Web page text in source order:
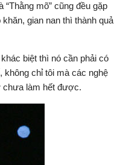
mõ” cũng đều gặp
gian nan thì thành quả
biệt thì nó cần phải có
không chỉ tôi mà các nghệ
chưa làm hết được.